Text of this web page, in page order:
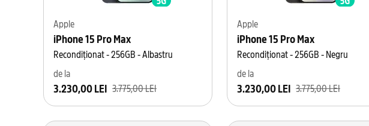
Apple
iPhone 15 Pro Max
Recondiționat - 256GB - Albastru
de la
3.230,00 LEI 3.775,00 LEI
Apple
iPhone 15 Pro Max
Recondiționat - 256GB - Negru
de la
3.230,00 LEI 3.775,00 LEI